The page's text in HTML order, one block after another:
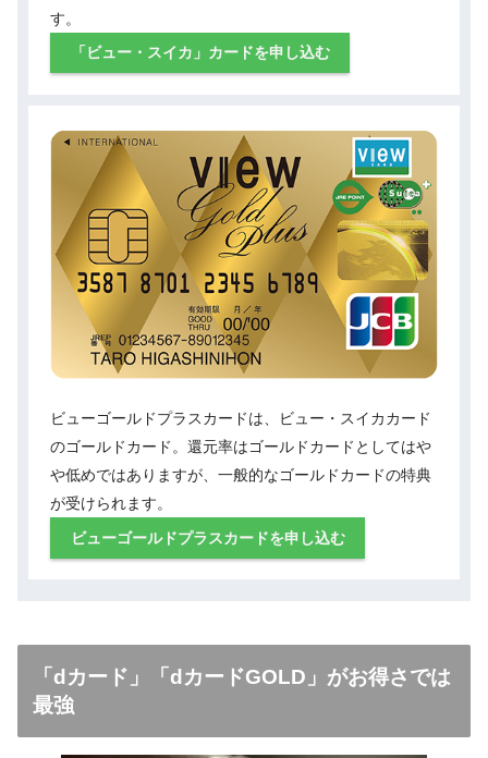
す。
「ビュー・スイカ」カードを申し込む
ビューゴールドプラスカードは、ビュー・スイカカード
のゴールドカード。還元率はゴールドカードとしてはや
や低めではありますが、一般的なゴールドカードの特典
が受けられます。
ビューゴールドプラスカードを申し込む
「dカード」「dカードGOLD」がお得さでは
最強